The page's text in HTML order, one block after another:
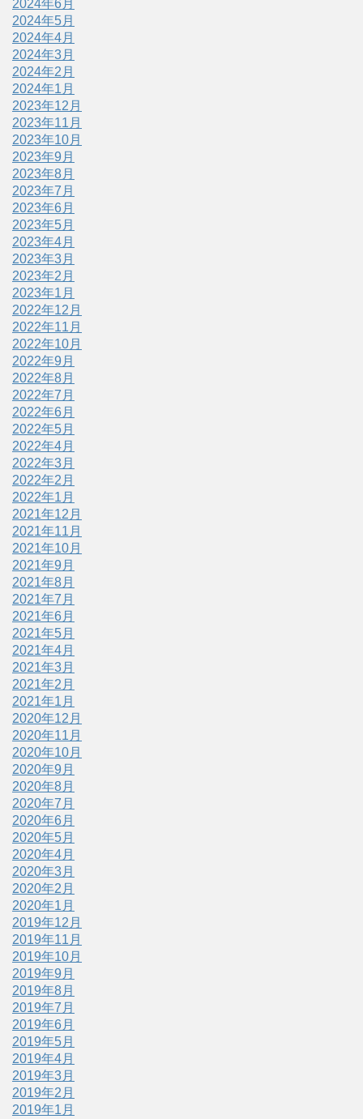
2024年6月
2024年5月
2024年4月
2024年3月
2024年2月
2024年1月
2023年12月
2023年11月
2023年10月
2023年9月
2023年8月
2023年7月
2023年6月
2023年5月
2023年4月
2023年3月
2023年2月
2023年1月
2022年12月
2022年11月
2022年10月
2022年9月
2022年8月
2022年7月
2022年6月
2022年5月
2022年4月
2022年3月
2022年2月
2022年1月
2021年12月
2021年11月
2021年10月
2021年9月
2021年8月
2021年7月
2021年6月
2021年5月
2021年4月
2021年3月
2021年2月
2021年1月
2020年12月
2020年11月
2020年10月
2020年9月
2020年8月
2020年7月
2020年6月
2020年5月
2020年4月
2020年3月
2020年2月
2020年1月
2019年12月
2019年11月
2019年10月
2019年9月
2019年8月
2019年7月
2019年6月
2019年5月
2019年4月
2019年3月
2019年2月
2019年1月